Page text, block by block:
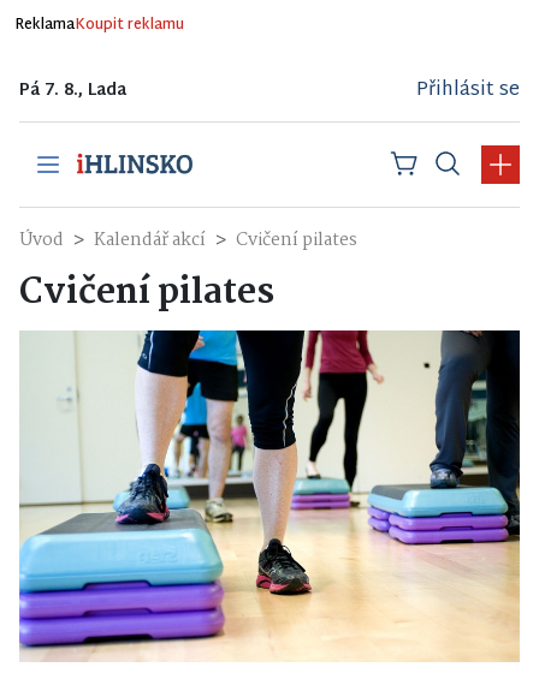
ReklamaKoupit reklamu
Pá 7. 8., Lada Přihlásit se
Úvod Kalendář akcí Cvičení pilates
Cvičení pilates